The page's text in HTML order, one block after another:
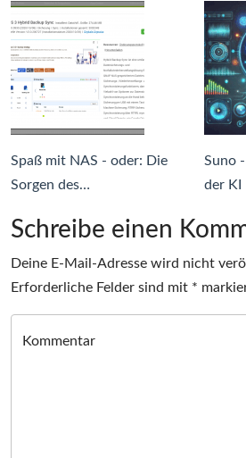
Spaß mit NAS - oder: Die
Sorgen des…
Suno
der KI
Schreibe einen
Deine E-Mail-Adresse wird nicht
Erforderliche Felder sind mit *
Kommentar